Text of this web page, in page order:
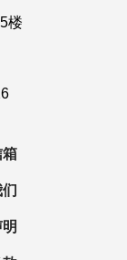
楼